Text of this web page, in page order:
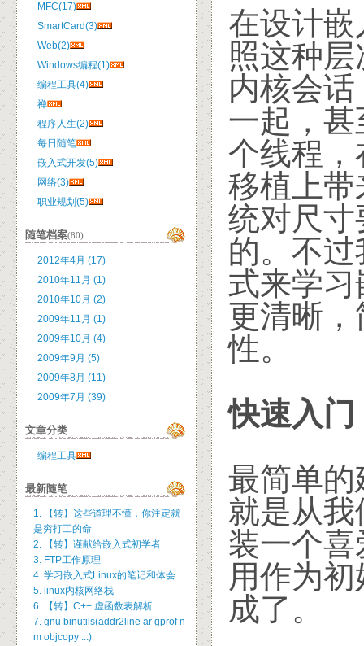
在设计
照这种
内核会
一起，
个线程
移植上
统对尺
的。不
式来学
更清晰
性。
快速入门
最简单
就是从
装一个
用作为
成了。
MFC(17)
SmartCard(3)
Web(2)
Windows编程(1)
编程工具(4)
禅
程序人生(2)
每日随笔
嵌入式开发(5)
网络(3)
职业规划(5)
随笔档案(80)
2012年4月 (17)
2010年11月 (1)
2010年10月 (2)
2009年11月 (1)
2009年10月 (4)
2009年9月 (5)
2009年8月 (11)
2009年7月 (39)
文章分类
编程工具
最新随笔
1. 【转】这些道理不懂，你注定就
是穷打工的命
2. 【转】谨献给嵌入式初学者
3. FTP工作原理
4. 学习嵌入式Linux的笔记和体会
5. linux内核网络栈
6. 【转】C++ 虚函数表解析
7. gnu binutils(addr2line ar gprof n
m objcopy ...)